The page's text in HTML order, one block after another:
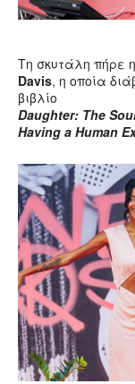
Τη σκυτάλη πήρε η
Davis, η οποία
βιβλίο
Daughter: The
Having a Human